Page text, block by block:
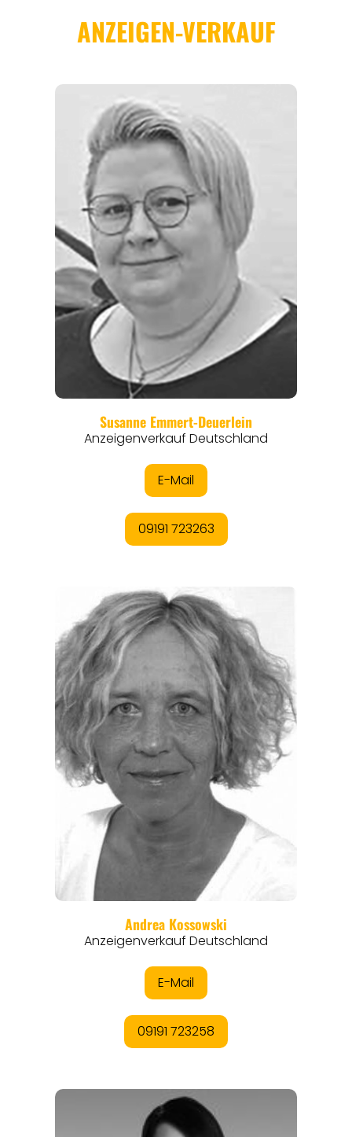
REGIONEN
EVENTS
REISEFÜHRER
REISEMAGAZINE
THEMEN
ANGEBOTE